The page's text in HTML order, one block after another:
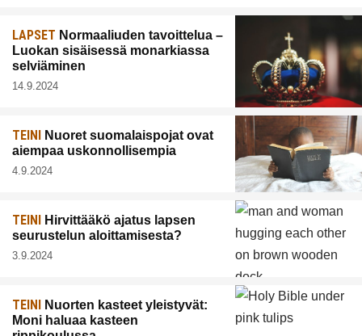
LAPSET Normaaliuden tavoittelua –
Luokan sisäisessä monarkiassa
selviäminen
14.9.2024
TEINI
Nuoret suomalaispojat ovat
aiempaa uskonnollisempia
4.9.2024
TEINI
Hirvittääkö ajatus lapsen
seurustelun aloittamisesta?
3.9.2024
TEINI
Nuorten kasteet yleistyvät:
Moni haluaa kasteen